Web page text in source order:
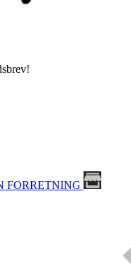
FORRETNING